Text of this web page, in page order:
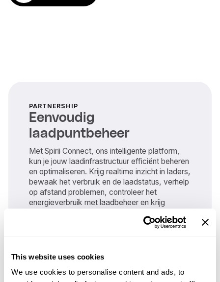
This website uses cookies
We use cookies to personalise content and ads, to
PARTNERSHIP
Eenvoudig
laadpuntbeheer
Met Spirii Connect, ons intelligente platform,
kun je jouw laadinfrastructuur efficiënt beheren
en optimaliseren. Krijg realtime inzicht in laders,
bewaak het verbruik en de laadstatus, verhelp
op afstand problemen, controleer het
energieverbruik met laadbeheer en krijg
Inzicht en analyse